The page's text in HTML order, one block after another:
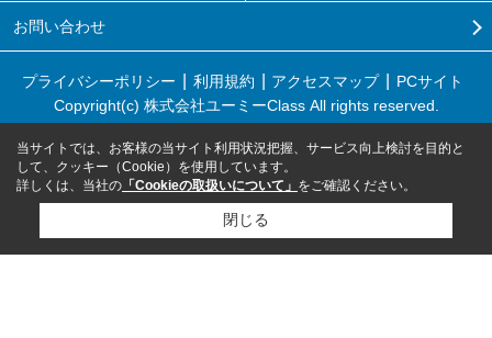
お問い合わせ
プライバシーポリシー 利用規約 アクセスマップ
PCサイト
Copyright(c) 株式会社ユーミーClass All rights reserved.
当サイトでは、お客様の当サイト利用状況把握、サービス向上検討を目的と
して、クッキー（Cookie）を使用しています。
詳しくは、当社の 「Cookieの取扱いについて」 をご確認ください。
閉じる